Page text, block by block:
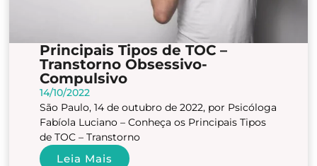
Principais Tipos de TOC –
Transtorno Obsessivo-
Compulsivo
14/10/2022
São Paulo, 14 de outubro de 2022, por Psicóloga
Fabíola Luciano – Conheça os Principais Tipos
de TOC – Transtorno
Leia Mais